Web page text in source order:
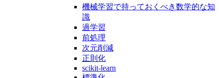
機械学習で持っておくべき数学的な知
識
過学習
前処理
次元削減
正則化
scikit-learn